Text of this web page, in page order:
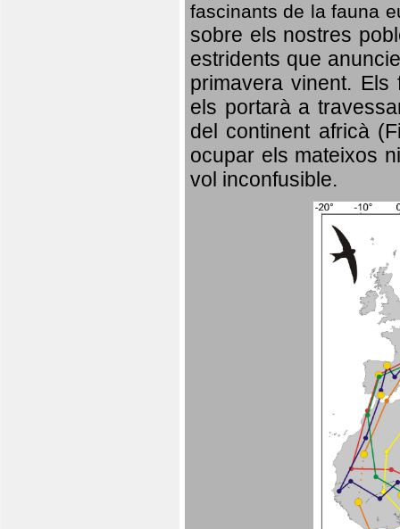
fascinants de la fauna
sobre els nostres
estridents que
primavera vinent. Els
els portarà a
del continent africà
ocupar els mateixos
vol inconfusible.